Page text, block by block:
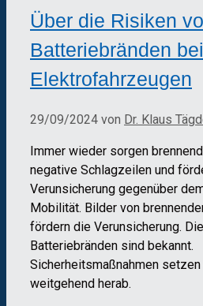
Über die Risiken
Batteriebränden bei
Elektrofahrzeugen
29/09/2024 von Dr. Klaus
Immer wieder sorgen
negative Schlagzeilen und
Verunsicherung gegenüber
Mobilität. Bilder von
fördern die Verunsicherung.
Batteriebränden sind bekannt.
Sicherheitsmaßnahmen
weitgehend herab.